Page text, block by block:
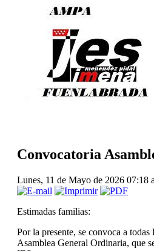
Convocatoria
Lunes, 11 de Mayo de 2026 07:18
Estimadas familias:
Por la presente, se convoca a
Asamblea General Ordinaria, que